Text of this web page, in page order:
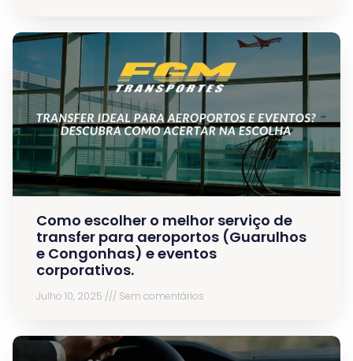
Como escolher o melhor serviço de
transfer para aeroportos (Guarulhos
e Congonhas) e eventos
corporativos.
Julho 10, 2025 Sem comentários